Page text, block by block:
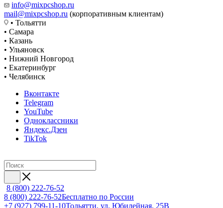
info@mixpcshop.ru
mail@mixpcshop.ru (корпоративным клиентам)
• Тольятти
• Самара
• Казань
• Ульяновск
• Нижний Новгород
• Екатеринбург
• Челябинск
Вконтакте
Telegram
YouTube
Одноклассники
Яндекс.Дзен
TikTok
8 (800) 222-76-52
8 (800) 222-76-52Бесплатно по России
+7 (927) 799-11-10Тольятти, ул. Юбилейная, 25В